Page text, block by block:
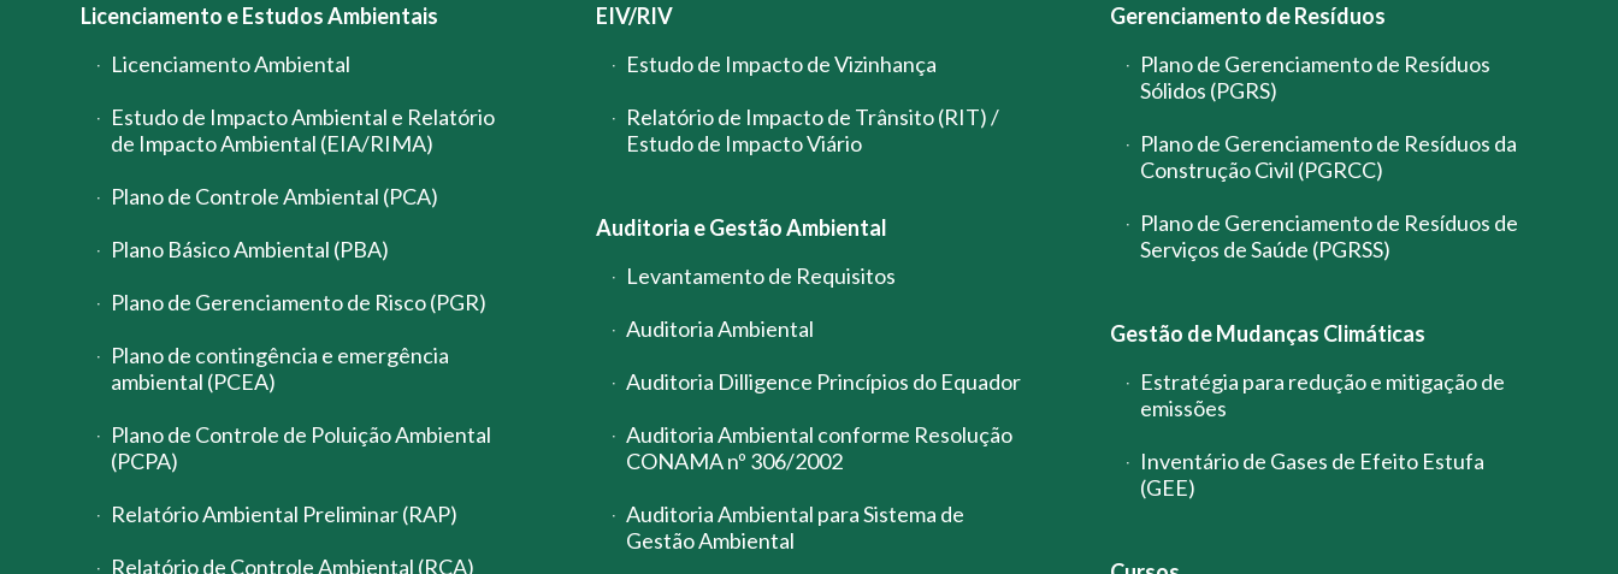
Licenciamento e Estudos Ambientais
Licenciamento Ambiental
Estudo de Impacto Ambiental e Relatório
de Impacto Ambiental (EIA/RIMA)
Plano de Controle Ambiental (PCA)
Plano Básico Ambiental (PBA)
Plano de Gerenciamento de Risco (PGR)
Plano de contingência e emergência
ambiental (PCEA)
Plano de Controle de Poluição Ambiental
(PCPA)
Relatório Ambiental Preliminar (RAP)
Relatório de Controle Ambiental (RCA)
EIV/RIV
Estudo de Impacto de Vizinhança
Relatório de Impacto de Trânsito (RIT) /
Estudo de Impacto Viário
Auditoria e Gestão Ambiental
Levantamento de Requisitos
Auditoria Ambiental
Auditoria Dilligence Princípios do Equador
Auditoria Ambiental conforme Resolução
CONAMA nº 306/2002
Auditoria Ambiental para Sistema de
Gestão Ambiental
Gerenciamento de Resíduos
Plano de Gerenciamento de Resíduos
Sólidos (PGRS)
Plano de Gerenciamento de Resíduos da
Construção Civil (PGRCC)
Plano de Gerenciamento de Resíduos de
Serviços de Saúde (PGRSS)
Gestão de Mudanças Climáticas
Estratégia para redução e mitigação de
emissões
Inventário de Gases de Efeito Estufa
(GEE)